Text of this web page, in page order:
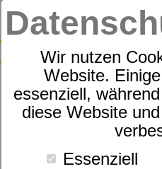
Wir nutzen
Website.
essenziell,
diese Website
Essenziell
Morgenstern
Waschfigur,